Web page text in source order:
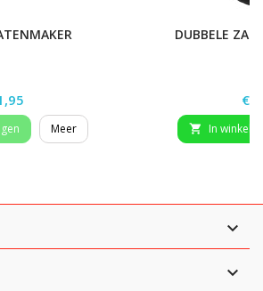
Meer
DUBBELE
€
 In

